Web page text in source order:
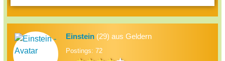
Einstein (29) aus Geldern
Postings: 72